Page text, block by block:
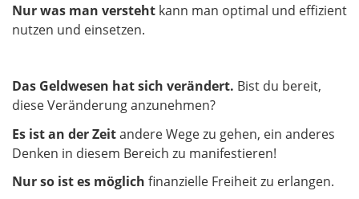
Nur was man versteht kann man optimal und effizient
nutzen und einsetzen.
Das Geldwesen hat sich verändert. Bist du bereit,
diese Veränderung anzunehmen?
Es ist an der Zeitandere Wege zu gehen, ein anderes
Denken in diesem Bereich zu manifestieren!
Nur so ist es möglich finanzielle Freiheit zu erlangen.